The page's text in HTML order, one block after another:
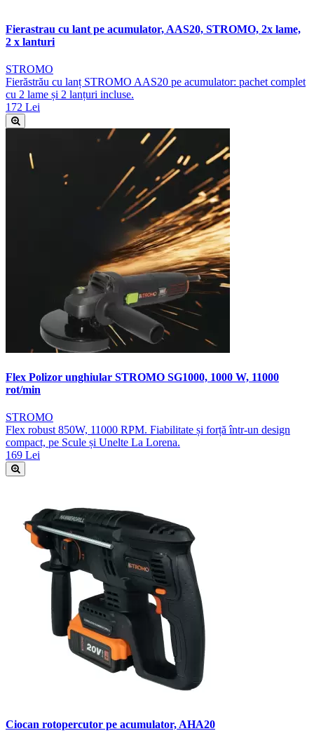
Fierastrau cu lant pe acumulator, AAS20, STROMO, 2x lame,
2 x lanturi
STROMO
Fierăstrău cu lanț STROMO AAS20 pe acumulator: pachet complet
cu 2 lame și 2 lanțuri incluse.
172 Lei
Flex Polizor unghiular STROMO SG1000, 1000 W, 11000
rot/min
STROMO
Flex robust 850W, 11000 RPM. Fiabilitate și forță într-un design
compact, pe Scule și Unelte La Lorena.
169 Lei
Ciocan rotopercutor pe acumulator, AHA20